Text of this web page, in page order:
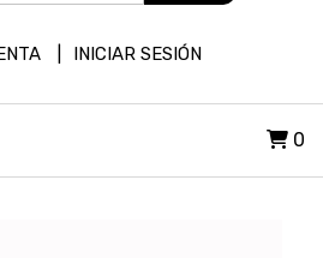
INICIAR SESIÓN
0